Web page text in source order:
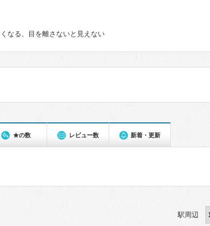
なる、目を離さないと見えない
★の数 レビュー数 新着・更新
駅周辺